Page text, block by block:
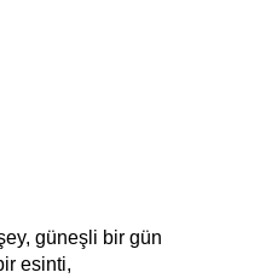
güneşli bir gün
esinti,